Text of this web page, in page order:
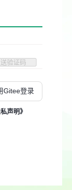
验证码
Gitee登录
私声明》